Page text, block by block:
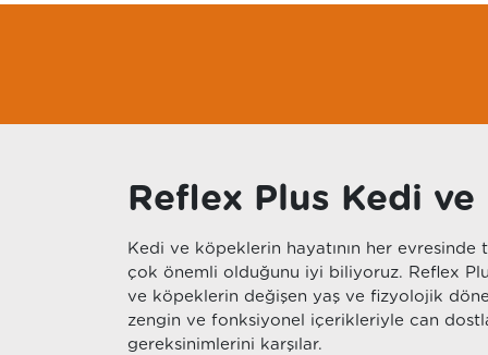
Reflex Plus Kedi ve
Kedi ve köpeklerin hayatının her
çok önemli olduğunu iyi biliyoruz. Reflex
ve köpeklerin değişen yaş ve fizyolojik
zengin ve fonksiyonel içerikleriyle can
gereksinimlerini karşılar.